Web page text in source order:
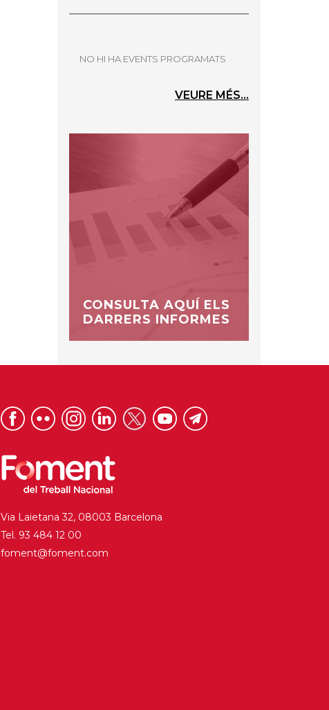
NO HI HA EVENTS PROGRAMATS
VEURE MÉS...
CONSULTA AQUÍ ELS
DARRERS INFORMES
Via Laietana 32, 08003 Barcelona
Tel. 93 484 12 00
foment@foment.com